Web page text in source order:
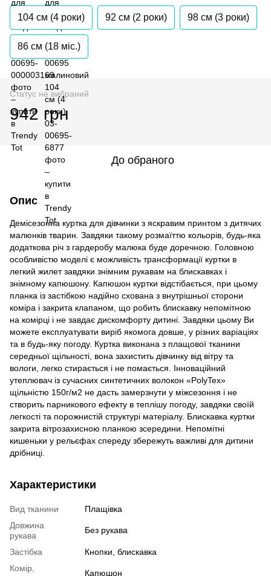
104 см (4 роки) 92 см (2 роки) 98 см (3 роки)
86 см (18 мiс.)
Статус не вибраний
942 грн
До обраного
Опис
Демісезонна куртка для дівчинки з яскравим принтом з дитячих
малюнків тварин. Завдяки такому розмаїттю кольорів, будь-яка
додаткова річ з гардеробу малюка буде доречною. Головною
особливістю моделі є можливість трансформації куртки в
легкий жилет завдяки знімним рукавам на блискавках і
знімному капюшону. Капюшон куртки відстібається, при цьому
планка із застібкою надійно схована з внутрішньої сторони
коміра і закрита клапаном, що робить блискавку непомітною
на комірці і не завдає дискомфорту дитині. Завдяки цьому Ви
можете експлуатувати виріб якомога довше, у різних варіаціях
та в будь-яку погоду. Куртка виконана з плащової тканини
середньої щільності, вона захистить дівчинку від вітру та
вологи, легко стирається і не помається. Інноваційний
утеплювач із сучасних синтетичних волокон «PolyTex»
щільністю 150г/м2 не дасть замерзнути у міжсезоння і не
створить парникового ефекту в теплішу погоду, завдяки своїй
легкості та порожнистій структурі матеріалу. Блискавка куртки
закрита вітрозахисною планкою зсередини. Непомітні
кишеньки у рельєфах спереду збережуть важливі для дитини
дрібниці.
Характеристики
Вид тканини
Плащівка
Довжина
рукава
Без рукава
Застібка
Кнопки, блискавка
Комір,
Капюшон